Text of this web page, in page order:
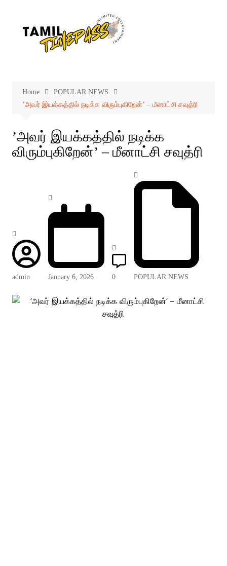
Home
POPULAR NEWS
’அவர் இயக்கத்தில் நடிக்க விரும்புகிறேன்’ – மீனாட்சி சவுத்ரி
’அவர் இயக்கத்தில் நடிக்க
விரும்புகிறேன்’ – மீனாட்சி சவுத்ரி
admin January 6, 2026 0 POPULAR NEWS